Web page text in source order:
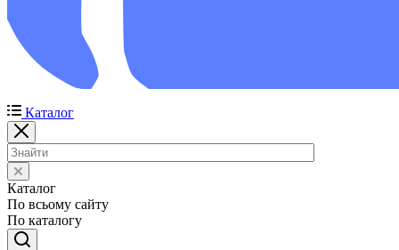
Каталог
Каталог
По всьому сайту
По каталогу